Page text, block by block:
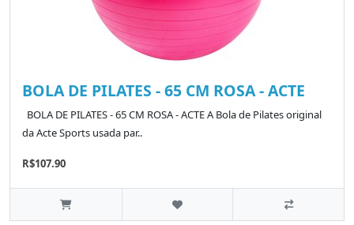
BOLA DE PILATES - 65 CM ROSA - ACTE
BOLA DE PILATES - 65 CM ROSA - ACTE A Bola de Pilates original
da Acte Sports usada par..
R$107.90